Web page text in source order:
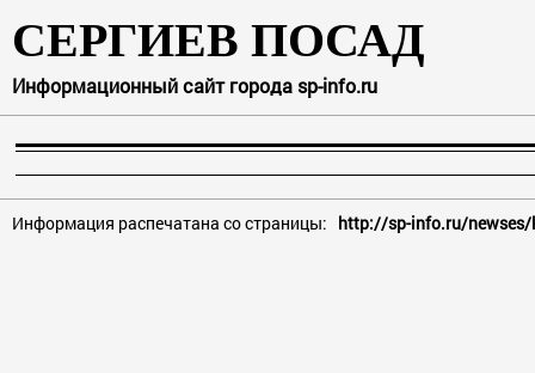
СЕРГИЕВ ПОСАД
Информационный сайт города sp-info.ru
Информация распечатана со страницы: http://sp-info.ru/